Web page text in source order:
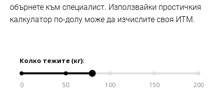
обърнете към специалист. Използвайки простичкия
калкулатор по-долу може да изчислите своя ИТМ.
Колко тежите (кг):
0 50 100 150 200